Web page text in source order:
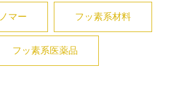
マー フッ素系材料
フッ素系医薬品